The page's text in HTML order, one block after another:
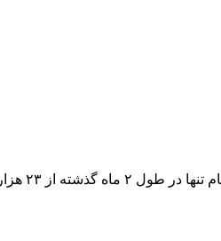
به ۳۵ هزار تومان رسید که در طول تاریخ بی‌سابقه است.